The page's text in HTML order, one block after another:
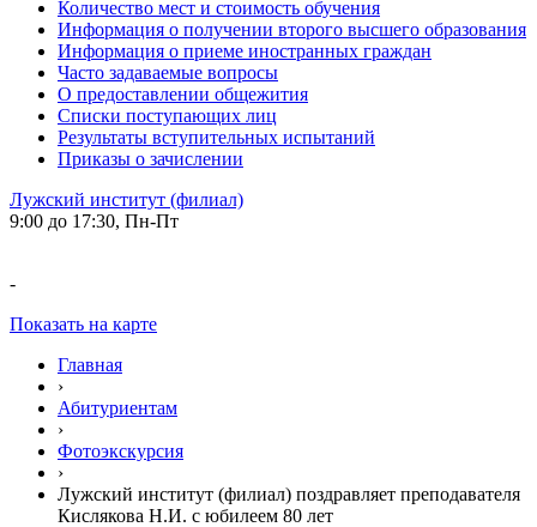
Количество мест и стоимость обучения
Информация о получении второго высшего образования
Информация о приеме иностранных граждан
Часто задаваемые вопросы
О предоставлении общежития
Списки поступающих лиц
Результаты вступительных испытаний
Приказы о зачислении
Лужский институт (филиал)
9:00 до 17:30, Пн-Пт
-
Показать на карте
Главная
›
Абитуриентам
›
Фотоэкскурсия
›
Лужский институт (филиал) поздравляет преподавателя
Кислякова Н.И. с юбилеем 80 лет